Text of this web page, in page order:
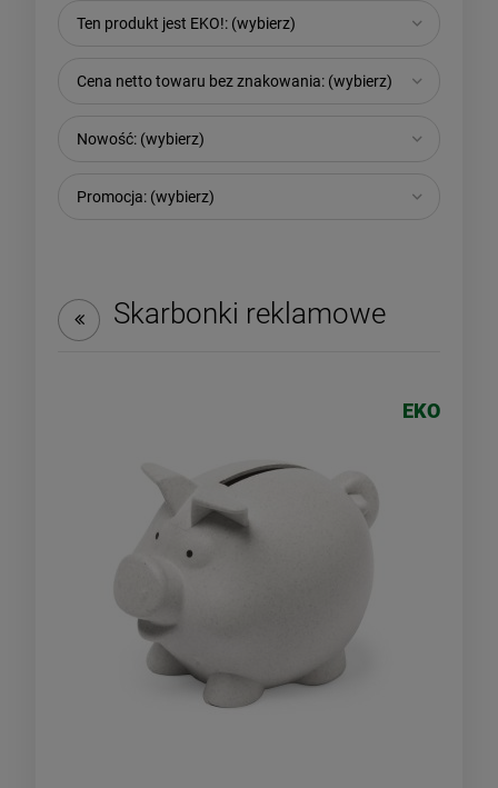
Ten produkt jest EKO!: (wybierz)
Cena netto towaru bez znakowania: (wybierz)
Nowość: (wybierz)
Promocja: (wybierz)
Skarbonki reklamowe
EKO